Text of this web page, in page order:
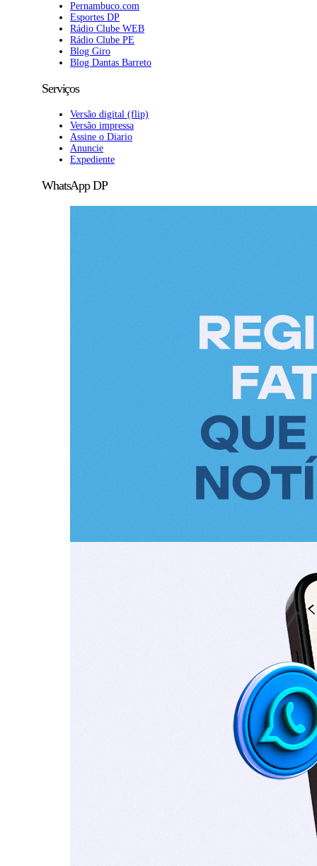
Pernambuco.com
Esportes DP
Rádio Clube WEB
Rádio Clube PE
Blog Giro
Blog Dantas Barreto
Serviços
Versão digital (flip)
Versão impressa
Assine o Diario
Anuncie
Expediente
WhatsApp DP